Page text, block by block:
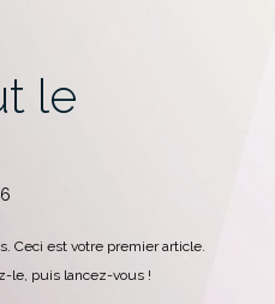
le
Ceci est votre premier article.
le, puis lancez-vous !